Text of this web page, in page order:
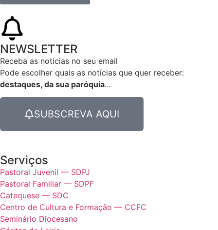
NEWSLETTER
Receba as notícias no seu email​
Pode escolher quais as notícias que quer receber:
destaques, da sua paróquia…
SUBSCREVA AQUI
Serviços
Pastoral Juvenil — SDPJ
Pastoral Familiar — SDPF
Catequese — SDC
Centro de Cultura e Formação — CCFC
Seminário Diocesano